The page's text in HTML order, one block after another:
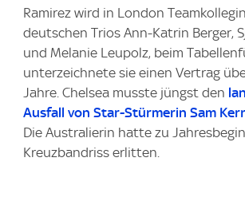
Ramirez wird in London
deutschen Trios Ann-Katrin Berger,
und Melanie Leupolz, beim
unterzeichnete sie einen Vertrag
Jahre. Chelsea musste jüngst den
Ausfall von Star-Stürmerin Sam Kerr
Die Australierin hatte zu
Kreuzbandriss erlitten.